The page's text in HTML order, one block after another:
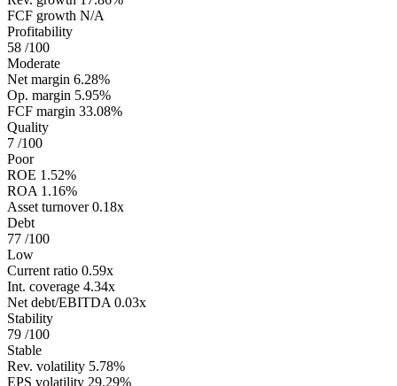
FCF growth N/A
Profitability
58 /100
Moderate
Net margin 6.28%
Op. margin 5.95%
FCF margin 33.08%
Quality
7 /100
Poor
ROE 1.52%
ROA 1.16%
Asset turnover 0.18x
Debt
77 /100
Low
Current ratio 0.59x
Int. coverage 4.34x
Net debt/EBITDA 0.03x
Stability
79 /100
Stable
Rev. volatility 5.78%
EPS volatility 29.29%